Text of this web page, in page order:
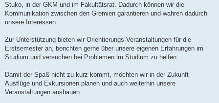
Stuko, in der GKM und im Fakultätsrat. Dadurch können wir die
Kommunikation zwischen den Gremien garantieren und wahren dadurch
unsere Interessen.
Zur Unterstützung bieten wir Orientierungs-Veranstaltungen für die
Erstsemester an, berichten gerne über unsere eigenen Erfahrungen im
Studium und versuchen bei Problemen im Studium zu helfen.
Damit der Spaß nicht zu kurz kommt, möchten wir in der Zukunft
Ausflüge und Exkursionen planen und auch weiterhin unsere
Veranstaltungen ausbauen.